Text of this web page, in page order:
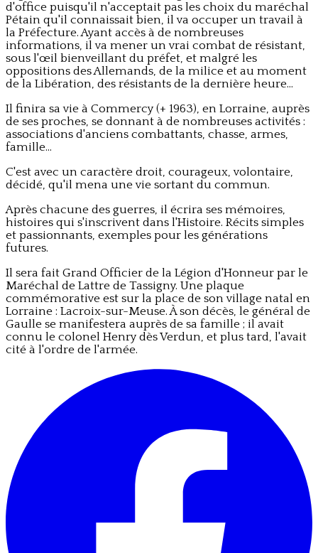
d'office puisqu'il n'acceptait pas les choix du maréchal
Pétain qu'il connaissait bien, il va occuper un travail à
la Préfecture. Ayant accès à de nombreuses
informations, il va mener un vrai combat de résistant,
sous l'œil bienveillant du préfet, et malgré les
oppositions des Allemands, de la milice et au moment
de la Libération, des résistants de la dernière heure...
Il finira sa vie à Commercy (+ 1963), en Lorraine, auprès
de ses proches, se donnant à de nombreuses activités :
associations d'anciens combattants, chasse, armes,
famille...
C'est avec un caractère droit, courageux, volontaire,
décidé, qu'il mena une vie sortant du commun.
Après chacune des guerres, il écrira ses mémoires,
histoires qui s'inscrivent dans l'Histoire. Récits simples
et passionnants, exemples pour les générations
futures.
Il sera fait Grand Officier de la Légion d'Honneur par le
Maréchal de Lattre de Tassigny. Une plaque
commémorative est sur la place de son village natal en
Lorraine : Lacroix-sur-Meuse. À son décès, le général de
Gaulle se manifestera auprès de sa famille ; il avait
connu le colonel Henry dès Verdun, et plus tard, l'avait
cité à l'ordre de l'armée.